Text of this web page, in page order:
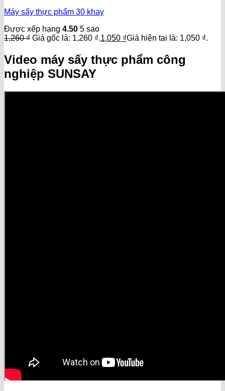
Máy sấy thực phẩm 30 khay
Được xếp hạng 4.50 5 sao
1,260₫ Giá gốc là: 1,260 ₫.1,050 ₫Giá hiện tại là: 1,050 ₫.
Video máy sấy thực phẩm công
nghiệp SUNSAY